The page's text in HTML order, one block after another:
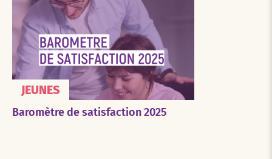
JEUNES
Baromètre de satisfaction 2025